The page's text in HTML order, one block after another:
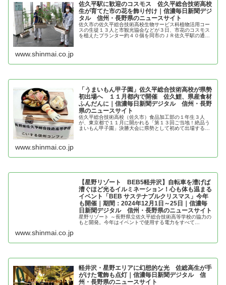
佐久平駅に歓迎のコスモス 佐久平総合技術高校
生が育てた市の花を飾り付け｜信濃毎日新聞デジ
タル 信州・長野県のニュースサイト
佐久市の佐久平総合技術高校生物サービス科植物活用コー
スの生徒１３人と市観光協会などが３日、市花のコスモス
を植えたプランター約４０個を同市のＪＲ佐久平駅の通路
www.shinmai.co.jp
「うまいもん甲子園」佐久平総合技術高校が県勢
初出場へ １１月都内で開催 佐久鯉、県産食材
ふんだんに｜信濃毎日新聞デジタル 信州・長野
県のニュースサイト
佐久平総合技術高校（佐久市）食品加工部の１年生３人
が、東京都で１１月に開かれる「第１３回ご当地！絶品う
まいもん甲子園」決勝大会に県勢として初めて出場する。
www.shinmai.co.jp
【星野リゾート BEB5軽井沢】自転車を漕げば
漕ぐほど光るイルミネーション！心も体も温まる
イベント「BEB サステナブルクリスマス」今年
も開催｜期間：2024年12月1日～25日｜信濃毎
日新聞デジタル 信州・長野県のニュースサイト
星野リゾート ～長野県立佐久平総合技術高等学校の協力の
もと開発。今年はイベントで使用する電力をすべて…
www.shinmai.co.jp
軽井沢・星野エリアに幻想的な光 佐総高生が手
がけた電飾も点灯｜信濃毎日新聞デジタル 信
州・長野県のニュースサイト